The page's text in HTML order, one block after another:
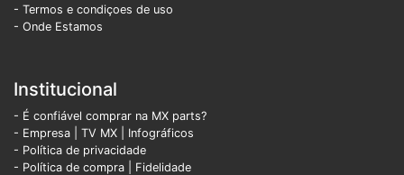
- Termos e condiçoes de uso
- Onde Estamos
Institucional
- É confiável comprar na MX parts?
- Empresa
TV MX
Infográficos
- Política de privacidade
- Política de compra | Fidelidade